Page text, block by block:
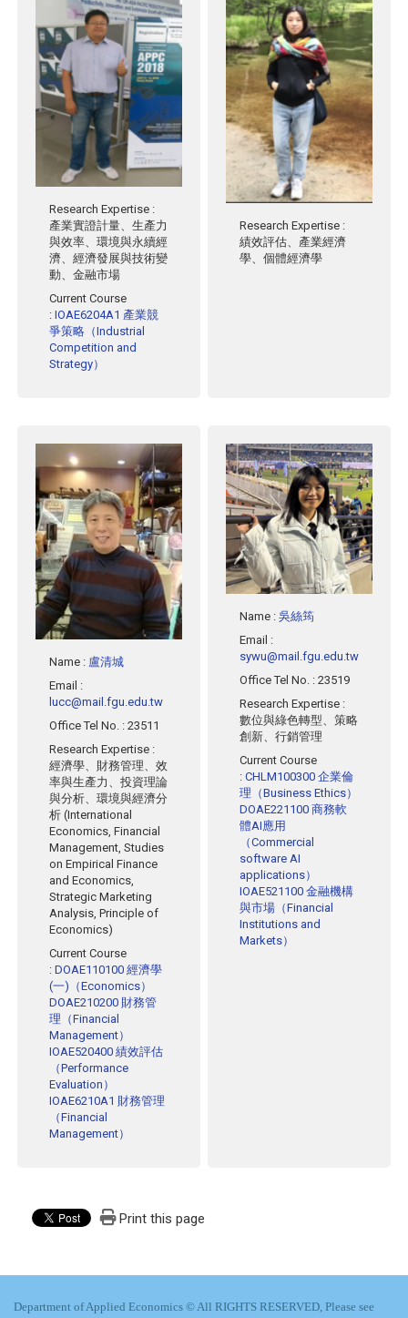
Research Expertise :
產業實證計量、生產力
與效率、環境與永續經
濟、經濟發展與技術變
動、金融市場
Current Course
:IOAE6204A1 產業競
爭策略（Industrial
Competition and
Strategy）
Research Expertise :
績效評估、產業經濟
學、個體經濟學
Name : 盧清城
Email :
lucc@mail.fgu.edu.tw
Office Tel No. : 23511
Research Expertise :
經濟學、財務管理、效
率與生產力、投資理論
與分析、環境與經濟分
析 (International
Economics, Financial
Management, Studies
on Empirical Finance
and Economics,
Strategic Marketing
Analysis, Principle of
Economics)
Current Course
:DOAE110100 經濟學
(一)（Economics）
DOAE210200 財務管
理（Financial
Management）
IOAE520400 績效評估
（Performance
Evaluation）
IOAE6210A1 財務管理
（Financial
Management）
Name :吳絲筠
Email :
sywu@mail.fgu.edu.tw
Office Tel No. : 23519
Research Expertise :
數位與綠色轉型、策略
創新、行銷管理
Current Course
:CHLM100300 企業倫
理（Business Ethics）
DOAE221100 商務軟
體AI應用
（Commercial
software AI
applications）
IOAE521100 金融機構
與市場（Financial
Institutions and
Markets）
Print this page
Department of Applied Economics © All RIGHTS RESERVED, Please see